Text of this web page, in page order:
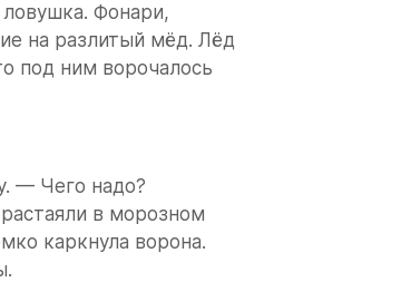
Фонари,
на разлитый мёд. Лёд
под ним ворочалось
— Чего надо?
в морозном
каркнула ворона.